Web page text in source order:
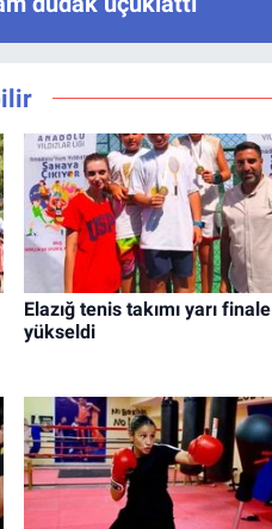
Elazığ tenis takımı yarı finale
yükseldi